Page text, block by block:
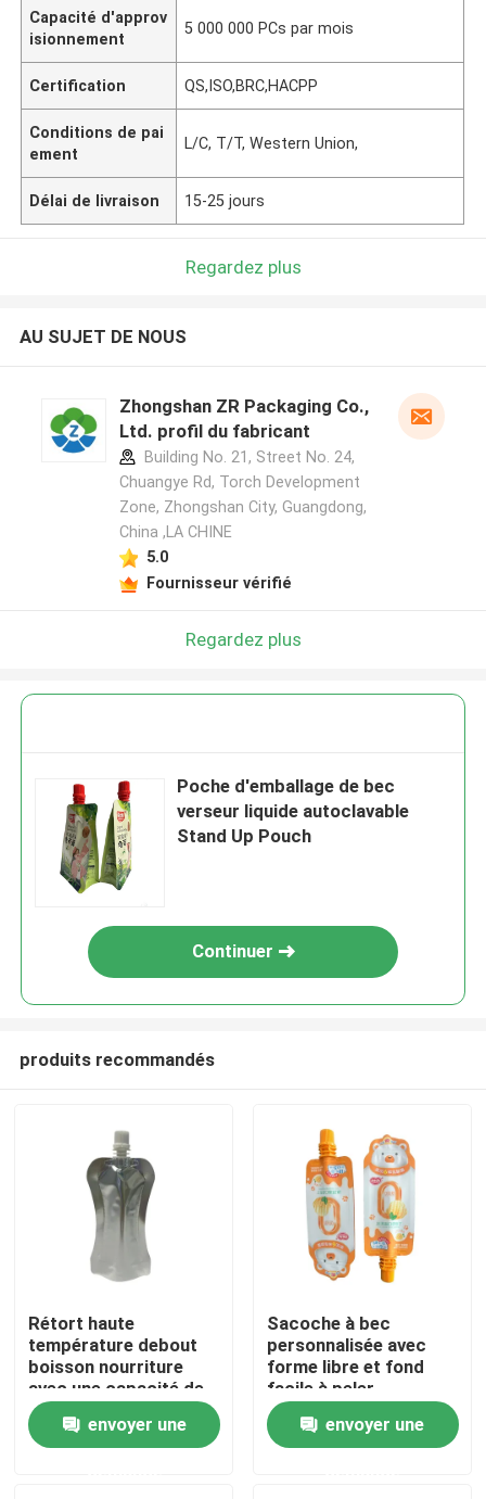
Maison
Produits
Capacité d'approv
isionnement
5 000 000 PCs par mois
Certification QS,ISO,BRC,HACPP
Conditions de pai
ement
L/C, T/T, Western Union,
Délai de livraison 15-25 jours
Regardez plus
AU SUJET DE NOUS
Zhongshan ZR Packaging Co.,
Ltd. profil du fabricant
Building No. 21, Street No. 24,
Chuangye Rd, Torch Development
Zone, Zhongshan City, Guangdong,
China ,LA CHINE
5.0
Fournisseur vérifié
Regardez plus
Poche d'emballage de bec
verseur liquide autoclavable
Stand Up Pouch
Continuer
produits recommandés
Rétort haute
température debout
boisson nourriture
avec une capacité de
30G-1KG personnalisé
envoyer une
Sacoche à bec
personnalisée avec
forme libre et fond
facile à peler
envoyer une